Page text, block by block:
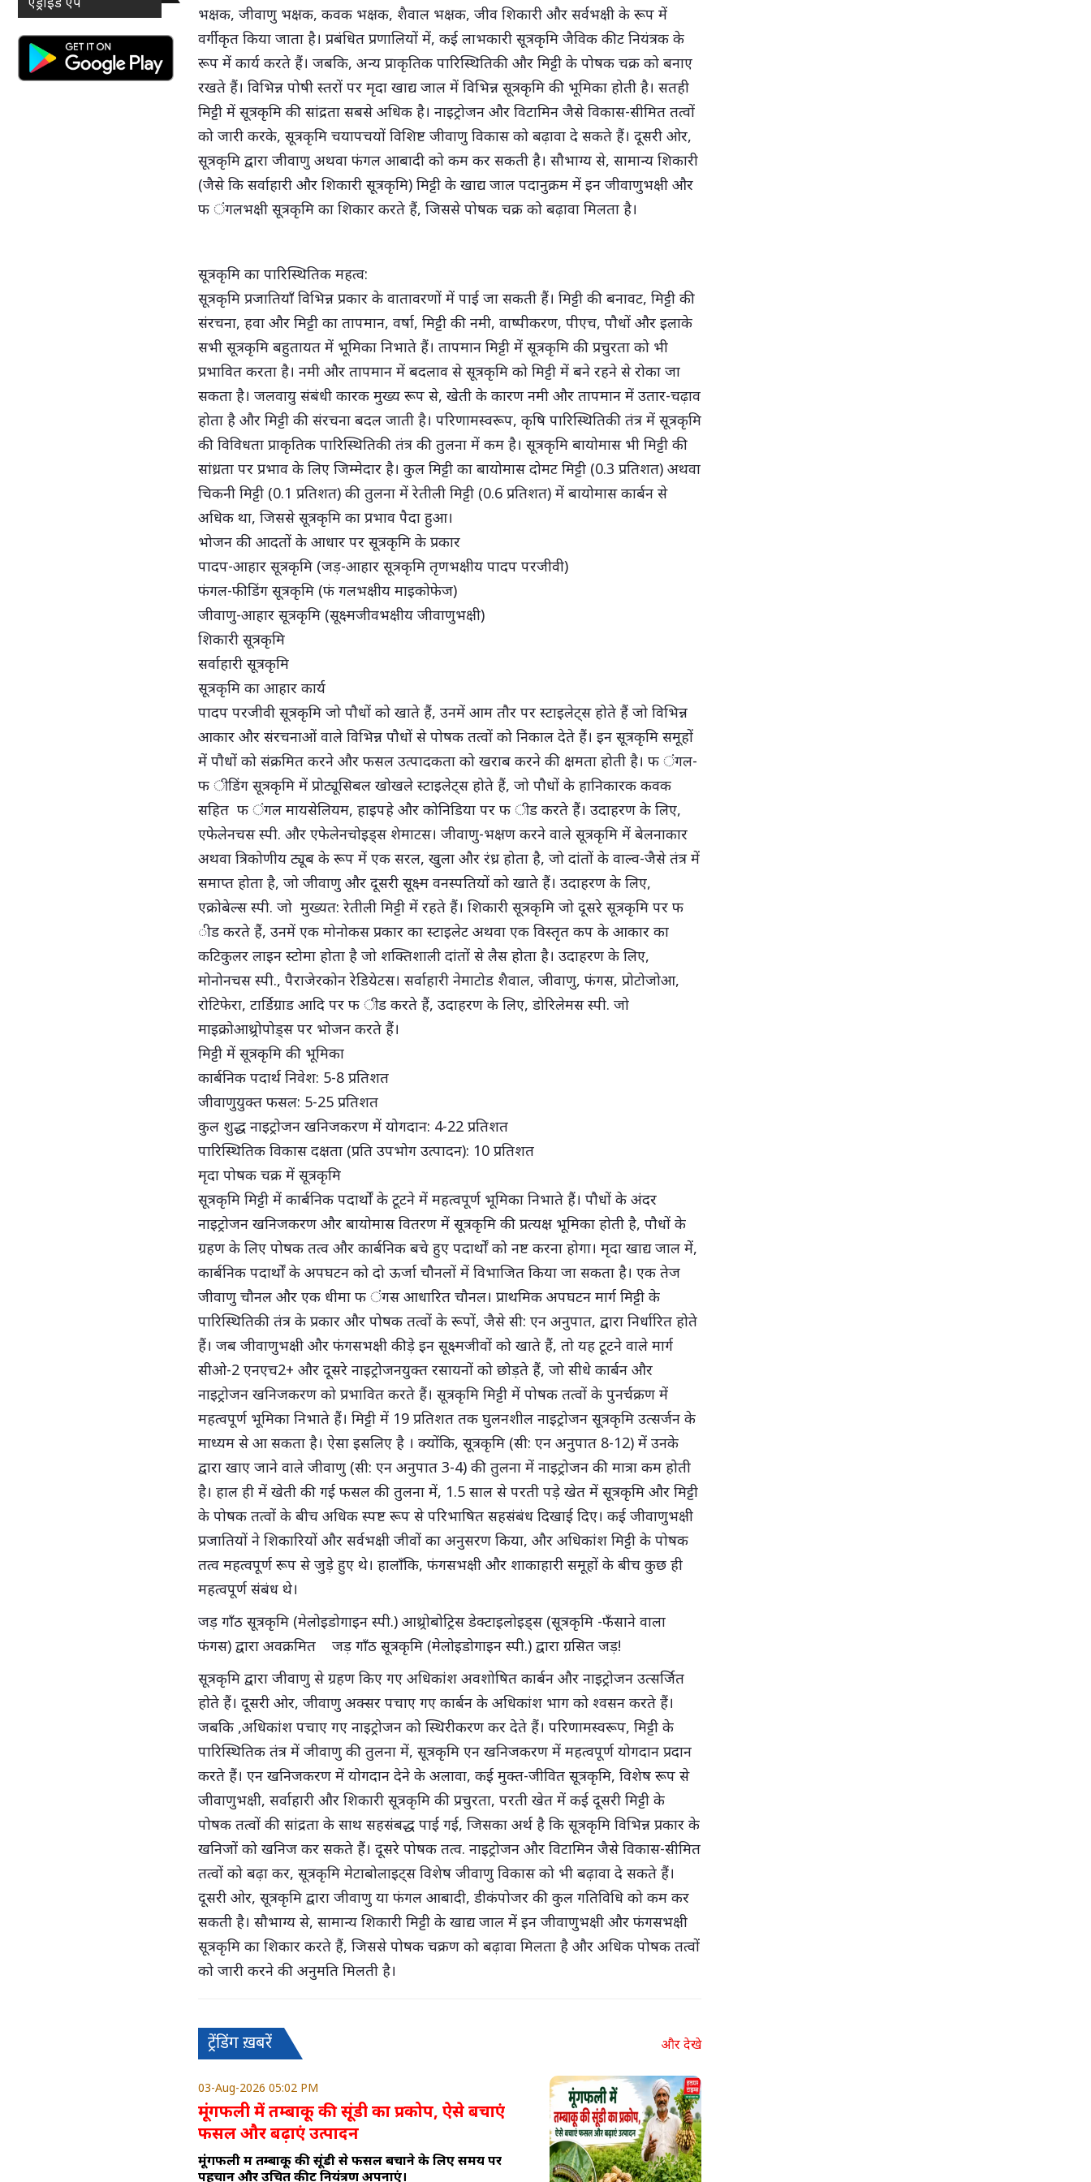
भक्षक, जीवाणु भक्षक, कवक भक्षक, शैवाल भक्षक, जीव शिकारी और सर्वभक्षी के रूप में
वर्गीकृत किया जाता है। प्रबंधित प्रणालियों में, कई लाभकारी सूत्रकृमि जैविक कीट नियंत्रक के
रूप में कार्य करते हैं। जबकि, अन्य प्राकृतिक पारिस्थितिकी और मिट्टी के पोषक चक्र को बनाए
रखते हैं। विभिन्न पोषी स्तरों पर मृदा खाद्य जाल में विभिन्न सूत्रकृमि की भूमिका होती है। सतही
मिट्टी में सूत्रकृमि की सांद्रता सबसे अधिक है। नाइट्रोजन और विटामिन जैसे विकास-सीमित तत्वों
को जारी करके, सूत्रकृमि चयापचयों विशिष्ट जीवाणु विकास को बढ़ावा दे सकते हैं। दूसरी ओर,
सूत्रकृमि द्वारा जीवाणु अथवा फंगल आबादी को कम कर सकती है। सौभाग्य से, सामान्य शिकारी
(जैसे कि सर्वाहारी और शिकारी सूत्रकृमि) मिट्टी के खाद्य जाल पदानुक्रम में इन जीवाणुभक्षी और
फ ंगलभक्षी सूत्रकृमि का शिकार करते हैं, जिससे पोषक चक्र को बढ़ावा मिलता है।
सूत्रकृमि का पारिस्थितिक महत्व:
सूत्रकृमि प्रजातियाँ विभिन्न प्रकार के वातावरणों में पाई जा सकती हैं। मिट्टी की बनावट, मिट्टी की
संरचना, हवा और मिट्टी का तापमान, वर्षा, मिट्टी की नमी, वाष्पीकरण, पीएच, पौधों और इलाके
सभी सूत्रकृमि बहुतायत में भूमिका निभाते हैं। तापमान मिट्टी में सूत्रकृमि की प्रचुरता को भी
प्रभावित करता है। नमी और तापमान में बदलाव से सूत्रकृमि को मिट्टी में बने रहने से रोका जा
सकता है। जलवायु संबंधी कारक मुख्य रूप से, खेती के कारण नमी और तापमान में उतार-चढ़ाव
होता है और मिट्टी की संरचना बदल जाती है। परिणामस्वरूप, कृषि पारिस्थितिकी तंत्र में सूत्रकृमि
की विविधता प्राकृतिक पारिस्थितिकी तंत्र की तुलना में कम है। सूत्रकृमि बायोमास भी मिट्टी की
सांध्रता पर प्रभाव के लिए जिम्मेदार है। कुल मिट्टी का बायोमास दोमट मिट्टी (0.3 प्रतिशत) अथवा
चिकनी मिट्टी (0.1 प्रतिशत) की तुलना में रेतीली मिट्टी (0.6 प्रतिशत) में बायोमास कार्बन से
अधिक था, जिससे सूत्रकृमि का प्रभाव पैदा हुआ।
भोजन की आदतों के आधार पर सूत्रकृमि के प्रकार
पादप-आहार सूत्रकृमि (जड़-आहार सूत्रकृमि तृणभक्षीय पादप परजीवी)
फंगल-फीडिंग सूत्रकृमि (फं गलभक्षीय माइकोफेज)
जीवाणु-आहार सूत्रकृमि (सूक्ष्मजीवभक्षीय जीवाणुभक्षी)
शिकारी सूत्रकृमि
सर्वाहारी सूत्रकृमि
सूत्रकृमि का आहार कार्य
पादप परजीवी सूत्रकृमि जो पौधों को खाते हैं, उनमें आम तौर पर स्टाइलेट्स होते हैं जो विभिन्न
आकार और संरचनाओं वाले विभिन्न पौधों से पोषक तत्वों को निकाल देते हैं। इन सूत्रकृमि समूहों
में पौधों को संक्रमित करने और फसल उत्पादकता को खराब करने की क्षमता होती है। फ ंगल-
फ ीडिंग सूत्रकृमि में प्रोट्यूसिबल खोखले स्टाइलेट्स होते हैं, जो पौधों के हानिकारक कवक
सहित फ ंगल मायसेलियम, हाइपहे और कोनिडिया पर फ ीड करते हैं। उदाहरण के लिए,
एफेलेनचस स्पी. और एफेलेनचोइड्स शेमाटस। जीवाणु-भक्षण करने वाले सूत्रकृमि में बेलनाकार
अथवा त्रिकोणीय ट्यूब के रूप में एक सरल, खुला और रंध्र होता है, जो दांतों के वाल्व-जैसे तंत्र में
समाप्त होता है, जो जीवाणु और दूसरी सूक्ष्म वनस्पतियों को खाते हैं। उदाहरण के लिए,
एक्रोबेल्स स्पी. जो मुख्यत: रेतीली मिट्टी में रहते हैं। शिकारी सूत्रकृमि जो दूसरे सूत्रकृमि पर फ
ीड करते हैं, उनमें एक मोनोकस प्रकार का स्टाइलेट अथवा एक विस्तृत कप के आकार का
कटिकुलर लाइन स्टोमा होता है जो शक्तिशाली दांतों से लैस होता है। उदाहरण के लिए,
मोनोनचस स्पी., पैराजेरकोन रेडियेटस। सर्वाहारी नेमाटोड शैवाल, जीवाणु, फंगस, प्रोटोजोआ,
रोटिफेरा, टार्डिग्राड आदि पर फ ीड करते हैं, उदाहरण के लिए, डोरिलेमस स्पी. जो
माइक्रोआथ्र्रोपोड्स पर भोजन करते हैं।
मिट्टी में सूत्रकृमि की भूमिका
कार्बनिक पदार्थ निवेश: 5-8 प्रतिशत
जीवाणुयुक्त फसल: 5-25 प्रतिशत
कुल शुद्ध नाइट्रोजन खनिजकरण में योगदान: 4-22 प्रतिशत
पारिस्थितिक विकास दक्षता (प्रति उपभोग उत्पादन): 10 प्रतिशत
मृदा पोषक चक्र में सूत्रकृमि
सूत्रकृमि मिट्टी में कार्बनिक पदार्थों के टूटने में महत्वपूर्ण भूमिका निभाते हैं। पौधों के अंदर
नाइट्रोजन खनिजकरण और बायोमास वितरण में सूत्रकृमि की प्रत्यक्ष भूमिका होती है, पौधों के
ग्रहण के लिए पोषक तत्व और कार्बनिक बचे हुए पदार्थों को नष्ट करना होगा। मृदा खाद्य जाल में,
कार्बनिक पदार्थों के अपघटन को दो ऊर्जा चौनलों में विभाजित किया जा सकता है। एक तेज
जीवाणु चौनल और एक धीमा फ ंगस आधारित चौनल। प्राथमिक अपघटन मार्ग मिट्टी के
पारिस्थितिकी तंत्र के प्रकार और पोषक तत्वों के रूपों, जैसे सी: एन अनुपात, द्वारा निर्धारित होते
हैं। जब जीवाणुभक्षी और फंगसभक्षी कीड़े इन सूक्ष्मजीवों को खाते हैं, तो यह टूटने वाले मार्ग
सीओ-2 एनएच2+ और दूसरे नाइट्रोजनयुक्त रसायनों को छोड़ते हैं, जो सीधे कार्बन और
नाइट्रोजन खनिजकरण को प्रभावित करते हैं। सूत्रकृमि मिट्टी में पोषक तत्वों के पुनर्चक्रण में
महत्वपूर्ण भूमिका निभाते हैं। मिट्टी में 19 प्रतिशत तक घुलनशील नाइट्रोजन सूत्रकृमि उत्सर्जन के
माध्यम से आ सकता है। ऐसा इसलिए है । क्योंकि, सूत्रकृमि (सी: एन अनुपात 8-12) में उनके
द्वारा खाए जाने वाले जीवाणु (सी: एन अनुपात 3-4) की तुलना में नाइट्रोजन की मात्रा कम होती
है। हाल ही में खेती की गई फसल की तुलना में, 1.5 साल से परती पड़े खेत में सूत्रकृमि और मिट्टी
के पोषक तत्वों के बीच अधिक स्पष्ट रूप से परिभाषित सहसंबंध दिखाई दिए। कई जीवाणुभक्षी
प्रजातियों ने शिकारियों और सर्वभक्षी जीवों का अनुसरण किया, और अधिकांश मिट्टी के पोषक
तत्व महत्वपूर्ण रूप से जुड़े हुए थे। हालाँकि, फंगसभक्षी और शाकाहारी समूहों के बीच कुछ ही
महत्वपूर्ण संबंध थे।
जड़ गाँठ सूत्रकृमि (मेलोइडोगाइन स्पी.) आथ्र्रोबोट्रिस डेक्टाइलोइड्स (सूत्रकृमि -फँसाने वाला
फंगस) द्वारा अवक्रमित जड़ गाँठ सूत्रकृमि (मेलोइडोगाइन स्पी.) द्वारा ग्रसित जड़!
सूत्रकृमि द्वारा जीवाणु से ग्रहण किए गए अधिकांश अवशोषित कार्बन और नाइट्रोजन उत्सर्जित
होते हैं। दूसरी ओर, जीवाणु अक्सर पचाए गए कार्बन के अधिकांश भाग को श्वसन करते हैं।
जबकि ,अधिकांश पचाए गए नाइट्रोजन को स्थिरीकरण कर देते हैं। परिणामस्वरूप, मिट्टी के
पारिस्थितिक तंत्र में जीवाणु की तुलना में, सूत्रकृमि एन खनिजकरण में महत्वपूर्ण योगदान प्रदान
करते हैं। एन खनिजकरण में योगदान देने के अलावा, कई मुक्त-जीवित सूत्रकृमि, विशेष रूप से
जीवाणुभक्षी, सर्वाहारी और शिकारी सूत्रकृमि की प्रचुरता, परती खेत में कई दूसरी मिट्टी के
पोषक तत्वों की सांद्रता के साथ सहसंबद्ध पाई गई, जिसका अर्थ है कि सूत्रकृमि विभिन्न प्रकार के
खनिजों को खनिज कर सकते हैं। दूसरे पोषक तत्व. नाइट्रोजन और विटामिन जैसे विकास-सीमित
तत्वों को बढ़ा कर, सूत्रकृमि मेटाबोलाइट्स विशेष जीवाणु विकास को भी बढ़ावा दे सकते हैं।
दूसरी ओर, सूत्रकृमि द्वारा जीवाणु या फंगल आबादी, डीकंपोजर की कुल गतिविधि को कम कर
सकती है। सौभाग्य से, सामान्य शिकारी मिट्टी के खाद्य जाल में इन जीवाणुभक्षी और फंगसभक्षी
सूत्रकृमि का शिकार करते हैं, जिससे पोषक चक्रण को बढ़ावा मिलता है और अधिक पोषक तत्वों
को जारी करने की अनुमति मिलती है।
ट्रेंडिंग ख़बरें और देखे
03-Aug-2026 05:02 PM
मूंगफली में तम्बाकू की सूंडी का प्रकोप, ऐसे बचाएं
फसल और बढ़ाएं उत्पादन
मूंगफली में तम्बाकू की सूंडी से फसल बचाने के लिए समय पर
पहचान और उचित कीट नियंत्रण अपनाएं।